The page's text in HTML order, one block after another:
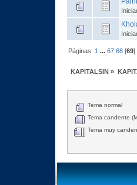
Páginas: 1 ...67 68 [69]
KAPITALSIN »
Tema normal
Tema candente
Tema muy